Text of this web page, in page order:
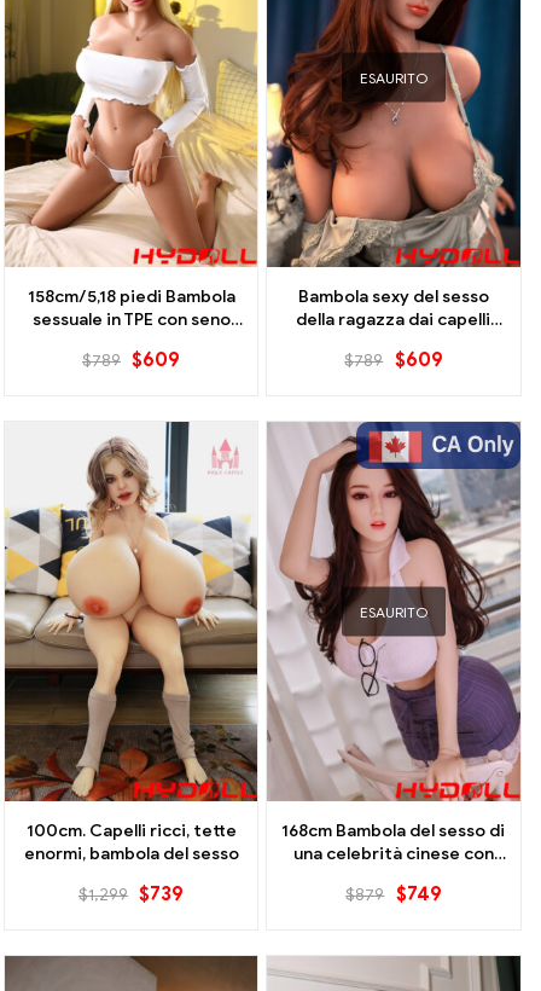
158cm/5,18 piedi Bambola
sessuale in TPE con seno
$789 $609
ESAURITO
Bambola sexy del sesso
della ragazza dai capelli
$789 $609
100cm. Capelli ricci, tette
enormi, bambola del sesso
$1,299 $739
ESAURITO
168cm Bambola del sesso di
una celebrità cinese con
Disponibile
$879 $749